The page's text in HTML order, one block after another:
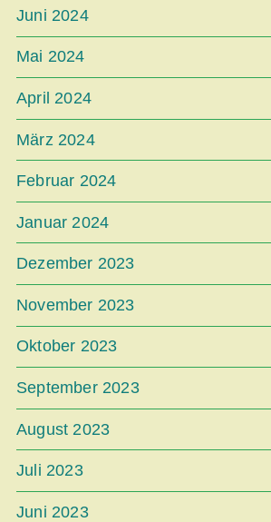
Juni 2024
Mai 2024
April 2024
März 2024
Februar 2024
Januar 2024
Dezember 2023
November 2023
Oktober 2023
September 2023
August 2023
Juli 2023
Juni 2023